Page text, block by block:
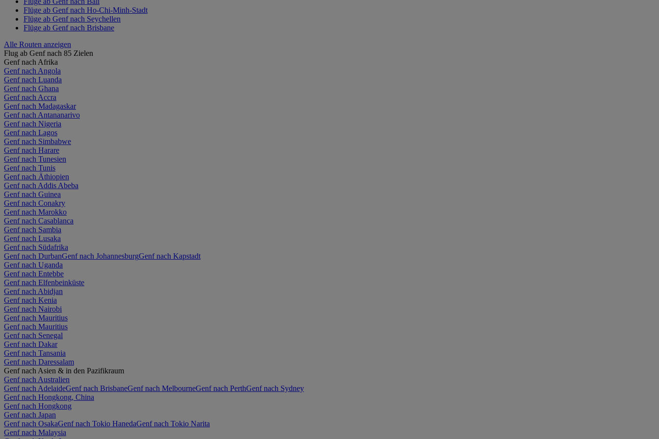
Flüge ab Genf nach Ho-Chi-Minh-Stadt
Flüge ab Genf nach Seychellen
Flüge ab Genf nach Brisbane
Alle Routen anzeigen
Flug ab Genf nach 85 Zielen
Genf nach Afrika
Genf nach Angola
Genf nach Luanda
Genf nach Ghana
Genf nach Accra
Genf nach Madagaskar
Genf nach Antananarivo
Genf nach Nigeria
Genf nach Lagos
Genf nach Simbabwe
Genf nach Harare
Genf nach Tunesien
Genf nach Tunis
Genf nach Äthiopien
Genf nach Addis Abeba
Genf nach Guinea
Genf nach Conakry
Genf nach Marokko
Genf nach Casablanca
Genf nach Sambia
Genf nach Lusaka
Genf nach Südafrika
Genf nach DurbanGenf nach JohannesburgGenf nach Kapstadt
Genf nach Uganda
Genf nach Entebbe
Genf nach Elfenbeinküste
Genf nach Abidjan
Genf nach Kenia
Genf nach Nairobi
Genf nach Mauritius
Genf nach Mauritius
Genf nach Senegal
Genf nach Dakar
Genf nach Tansania
Genf nach Daressalam
Genf nach Asien & in den Pazifikraum
Genf nach Australien
Genf nach AdelaideGenf nach BrisbaneGenf nach MelbourneGenf nach PerthGenf nach Sydney
Genf nach Hongkong, China
Genf nach Hongkong
Genf nach Japan
Genf nach OsakaGenf nach Tokio HanedaGenf nach Tokio Narita
Genf nach Malaysia